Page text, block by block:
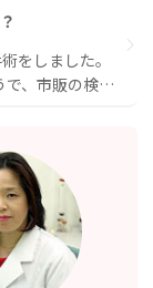
夫なのでしょ
をしました。
、市販の検査
度も生理が来
です。子宮へ